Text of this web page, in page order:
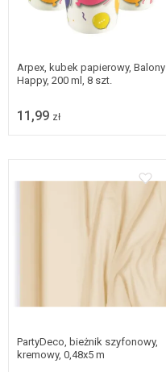
Arpex, kubek papierowy, Balony
Happy, 200 ml, 8 szt.
11,99 zł
PartyDeco, bieżnik szyfonowy,
kremowy, 0,48x5 m